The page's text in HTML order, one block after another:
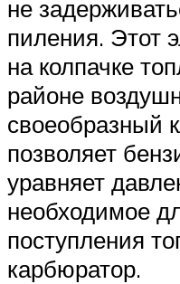
не
пиления. Этот
на колпачке
районе
своеобразный
позволяет
уравняет
необходимое
поступления
карбюратор.